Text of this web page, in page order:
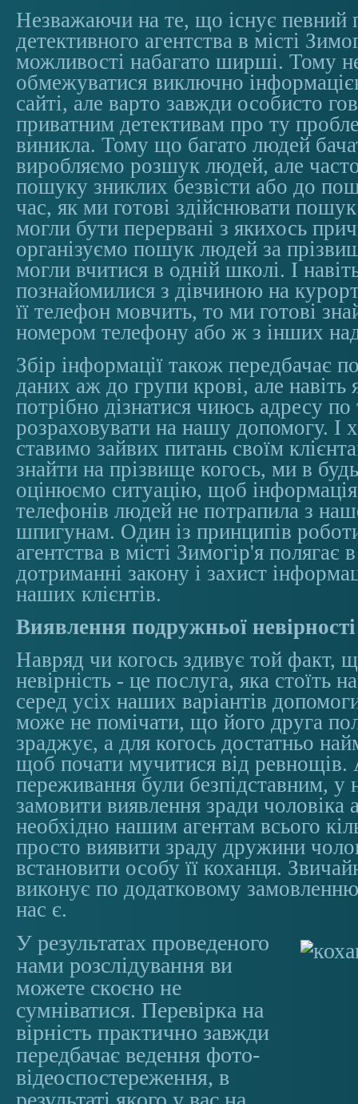
Незважаючи на те, що існує певний
детективного агентства в місті
можливості набагато ширші. Тому
обмежуватися виключно
сайті, але варто завжди особисто
приватним детективам про ту
виникла. Тому що багато людей
виробляємо розшук людей, але
пошуку зниклих безвісти або до
час, як ми готові здійснювати
могли бути перервані з якихось
організуємо пошук людей за
могли вчитися в одній школі. І
познайомилися з дівчиною на
її телефон мовчить, то ми готові
номером телефону або ж з інших
Збір інформації також передбачає
даних аж до групи крові, але
потрібно дізнатися чиюсь адресу
розраховувати на нашу допомогу. І
ставимо зайвих питань своїм
знайти на прізвище когось, ми в
оцінюємо ситуацію, щоб
телефонів людей не потрапила з
шпигунам. Один із принципів
агентства в місті Зимогір'я полягає
дотриманні закону і захист
наших клієнтів.
Виявлення подружньої невірності
Навряд чи когось здивує той факт,
невірність - це послуга, яка стоїть
серед усіх наших варіантів
може не помічати, що його друга
зраджує, а для когось достатньо
щоб почати мучитися від
переживання були безпідставним, у
замовити виявлення зради чоловіка
необхідно нашим агентам всього
просто виявити зраду дружини
встановити особу її коханця.
виконує по додатковому
нас є.
У результатах проведеного
нами розслідування ви
можете скоєно не
сумніватися. Перевірка на
вірність практично завжди
передбачає ведення фото-
відеоспостереження, в